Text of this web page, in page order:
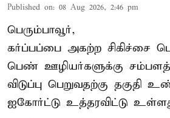
Published on: 08 Aug 2026, 2:46 pm
பெரும்பாவூர்,
கர்ப்பப்பை அகற்ற சிகிச்சை
பெண் ஊழியர்களுக்கு
விடுப்பு பெறுவதற்கு தகுதி
ஐகோர்ட்டு உத்தரவிட்டு